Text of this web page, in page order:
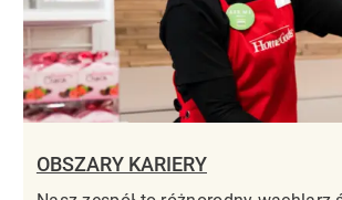
OBSZARY KARIERY